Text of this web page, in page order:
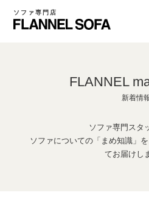
ソファ専門店
FLANNEL
新着情
ソファ専門スタ
ソファについての「まめ知識」
てお届けし